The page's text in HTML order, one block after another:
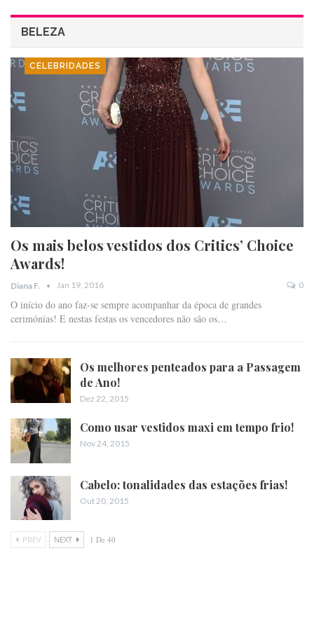
BELEZA
CELEBRIDADES
Os mais belos vestidos dos Critics’ Choice
Awards!
Diana F. Jan 19, 2016 0
O início do ano faz-se sempre acompanhar da época de grandes
cerimónias! E nestas festas os vencedores não são os…
Os melhores penteados para a Passagem
de Ano!
Dez 22, 2015
Como usar vestidos maxi em tempo frio!
Nov 24, 2015
Cabelo: tonalidades das estações frias!
Out 20, 2015
PREV NEXT 1 De 40